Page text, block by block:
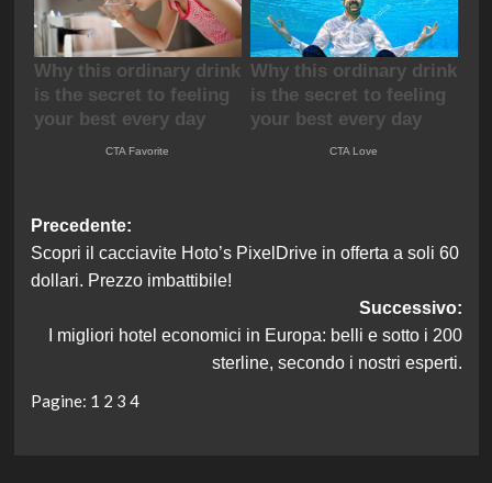
Navigazione
articolo
Precedente:
Scopri il cacciavite Hoto’s PixelDrive in offerta a soli 60
dollari. Prezzo imbattibile!
Successivo:
I migliori hotel economici in Europa: belli e sotto i 200
sterline, secondo i nostri esperti.
Pagine: 1 2 3 4